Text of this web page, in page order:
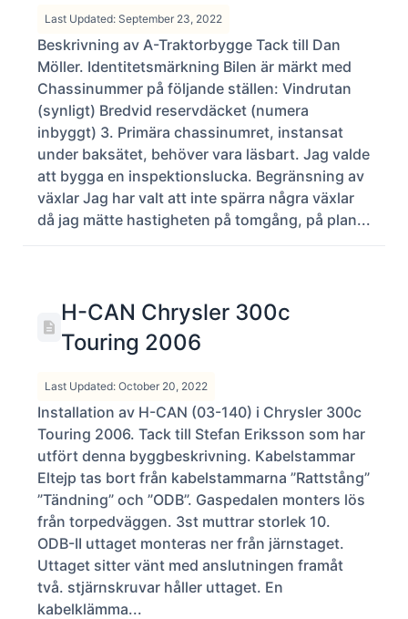
Last Updated: September 23, 2022
Beskrivning av A-Traktorbygge Tack till Dan
Möller. Identitetsmärkning Bilen är märkt med
Chassinummer på följande ställen: Vindrutan
(synligt) Bredvid reservdäcket (numera
inbyggt) 3. Primära chassinumret, instansat
under baksätet, behöver vara läsbart. Jag valde
att bygga en inspektionslucka. Begränsning av
växlar Jag har valt att inte spärra några växlar
då jag mätte hastigheten på tomgång, på plan...
H-CAN Chrysler 300c
Touring 2006
Last Updated: October 20, 2022
Installation av H-CAN (03-140) i Chrysler 300c
Touring 2006. Tack till Stefan Eriksson som har
utfört denna byggbeskrivning. Kabelstammar
Eltejp tas bort från kabelstammarna ”Rattstång”
”Tändning” och ”ODB”. Gaspedalen monters lös
från torpedväggen. 3st muttrar storlek 10.
ODB-II uttaget monteras ner från järnstaget.
Uttaget sitter vänt med anslutningen framåt
två. stjärnskruvar håller uttaget. En
kabelklämma...